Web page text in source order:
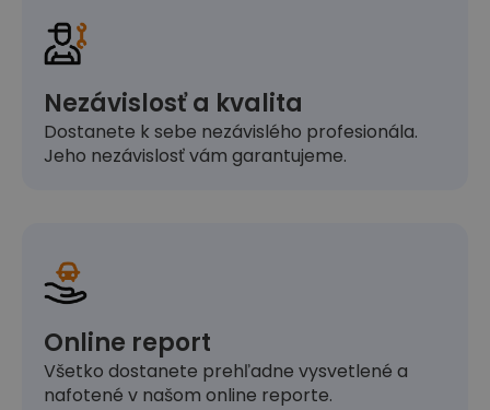
Nezávislosť a kvalita
Dostanete k sebe nezávislého profesionála.
Jeho nezávislosť vám garantujeme.
Online report
Všetko dostanete prehľadne vysvetlené a
nafotené v našom online reporte.